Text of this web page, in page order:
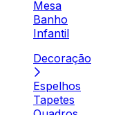
Mesa
Banho
Infantil
Decoração
Espelhos
Tapetes